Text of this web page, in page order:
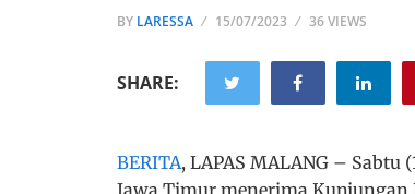
BY LARESSA 15/07/2023 36 VIEWS
SHARE:
BERITA, LAPAS MALANG –
Jawa Timur menerima